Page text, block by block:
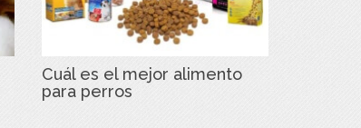
Cuál es el mejor alimento
para perros